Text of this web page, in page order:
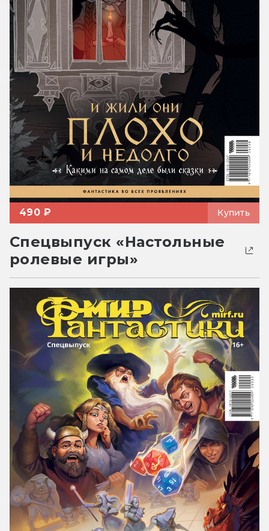
490 ₽ Купить
Спецвыпуск «Настольные
ролевые игры»